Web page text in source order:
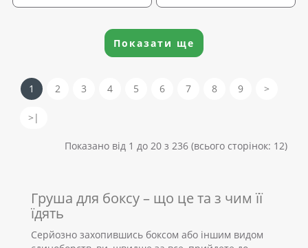
Показати ще
1 2 3 4 5 6 7 8 9 >
>|
Показано від 1 до 20 з 236 (всього сторінок: 12)
Груша для боксу – що це та з чим її
їдять
Серйозно захопившись боксом або іншим видом